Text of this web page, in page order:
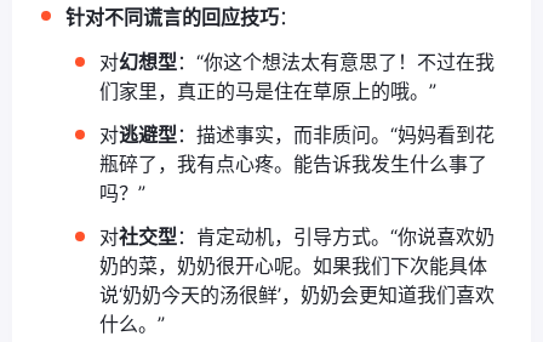
针对不同谎言的回应技巧：
对幻想型：“你这个想法太有意思了！不过在我
们家里，真正的马是住在草原上的哦。”
对逃避型：描述事实，而非质问。“妈妈看到花
瓶碎了，我有点心疼。能告诉我发生什么事了
吗？”
对社交型：肯定动机，引导方式。“你说喜欢奶
奶的菜，奶奶很开心呢。如果我们下次能具体
说‘奶奶今天的汤很鲜’，奶奶会更知道我们喜欢
什么。”